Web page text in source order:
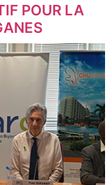
POUR LA